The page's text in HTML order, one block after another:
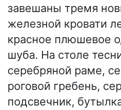
завешаны тремя
железной кровати
красное плюшевое
шуба. На столе
серебряной раме,
роговой гребень,
подсвечник,